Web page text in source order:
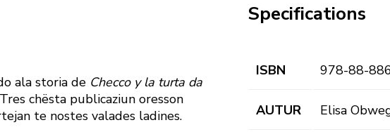
ala storia de Checco y la turta da
chësta publicaziun oresson
te nostes valades ladines.
Specifications
ISBN 978-88-
AUTUR Elisa